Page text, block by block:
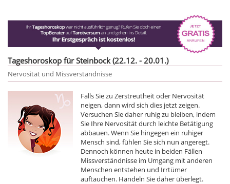
Tageshoroskop für Steinbock (22.12. - 20.01.)
Nervosität und Missverständnisse
Falls Sie zu Zerstreutheit oder Nervosität
neigen, dann wird sich dies jetzt zeigen.
Versuchen Sie daher ruhig zu bleiben, indem
Sie Ihre Nervosität durch leichte Betätigung
abbauen. Wenn Sie hingegen ein ruhiger
Mensch sind, fühlen Sie sich nun angeregt.
Dennoch können heute in beiden Fällen
Missverständnisse im Umgang mit anderen
Menschen entstehen und Irrtümer
auftauchen. Handeln Sie daher überlegt.